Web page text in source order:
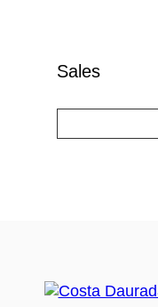
Sales